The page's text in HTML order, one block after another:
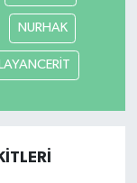
NURHAK